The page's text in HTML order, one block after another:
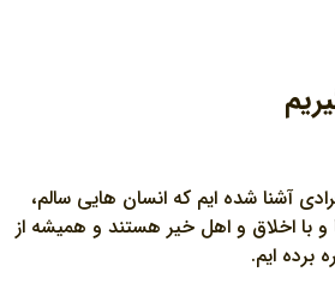
آشنا شده ايم که انسان هايي سالم،
و با اخلاق و اهل خير هستند و هميشه از
برده ايم.